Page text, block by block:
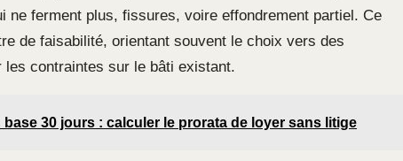
ne ferment plus, fissures, voire effondrement partiel. Ce
de faisabilité, orientant souvent le choix vers des
contraintes sur le bâti existant.
base 30 jours : calculer le prorata de loyer sans litige